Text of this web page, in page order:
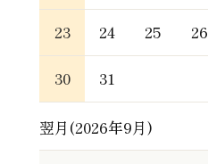
23 24 25 26
30 31
翌月(2026年9月)